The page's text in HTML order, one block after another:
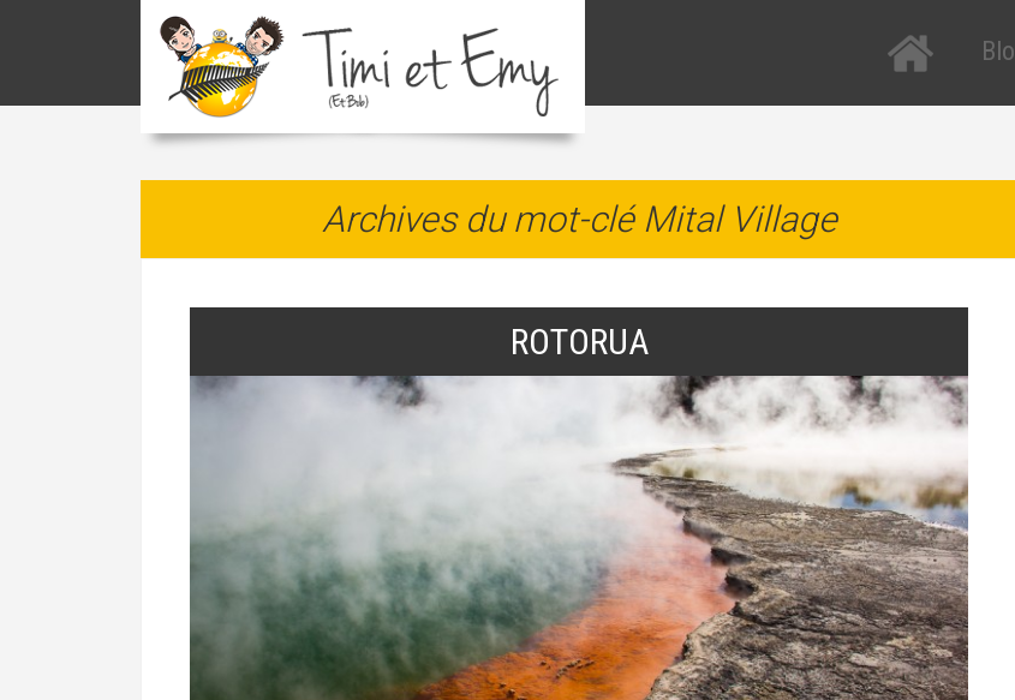
Italie
Archives du mot-clé Mital Village
ROTORUA